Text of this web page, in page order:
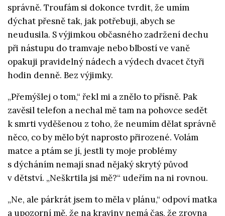
správně. Troufám si dokonce tvrdit, že umím
dýchat přesně tak, jak potřebuji, abych se
neudusila. S výjimkou občasného zadržení dechu
při nástupu do tramvaje nebo blbostí ve vaně
opakuji pravidelný nádech a výdech dvacet čtyři
hodin denně. Bez výjimky.
„Přemýšlej o tom,“ řekl mi a znělo to přísně. Pak
zavěsil telefon a nechal mě tam na pohovce sedět
k smrti vyděšenou z toho, že neumím dělat správně
něco, co by mělo být naprosto přirozené. Volám
matce a ptám se jí, jestli ty moje problémy
s dýcháním nemají snad nějaký skrytý původ
v dětství. „Neškrtila jsi mě?“ udeřím na ni rovnou.
„Ne, ale párkrát jsem to měla v plánu,“ odpoví matka
a upozorní mě, že na kraviny nemá čas, že zrovna